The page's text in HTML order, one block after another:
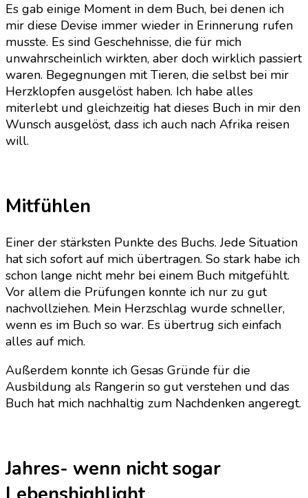
Es gab einige Moment in dem Buch, bei denen ich
mir diese Devise immer wieder in Erinnerung rufen
musste. Es sind Geschehnisse, die für mich
unwahrscheinlich wirkten, aber doch wirklich passiert
waren. Begegnungen mit Tieren, die selbst bei mir
Herzklopfen ausgelöst haben. Ich habe alles
miterlebt und gleichzeitig hat dieses Buch in mir den
Wunsch ausgelöst, dass ich auch nach Afrika reisen
will.
Mitfühlen
Einer der stärksten Punkte des Buchs. Jede Situation
hat sich sofort auf mich übertragen. So stark habe ich
schon lange nicht mehr bei einem Buch mitgefühlt.
Vor allem die Prüfungen konnte ich nur zu gut
nachvollziehen. Mein Herzschlag wurde schneller,
wenn es im Buch so war. Es übertrug sich einfach
alles auf mich.
Außerdem konnte ich Gesas Gründe für die
Ausbildung als Rangerin so gut verstehen und das
Buch hat mich nachhaltig zum Nachdenken angeregt.
Jahres- wenn nicht sogar